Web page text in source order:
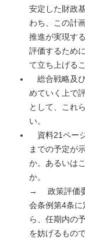
安定した財政
わち、この計
推進が実現す
評価するため
て立ち上げる
総合戦略及
めていく上で
として、これ
い。
資料21ペー
までの予定が
か。あるいは
か。
→ 政策評価委
会条例第4条
ら、任期内の
を妨げるもの